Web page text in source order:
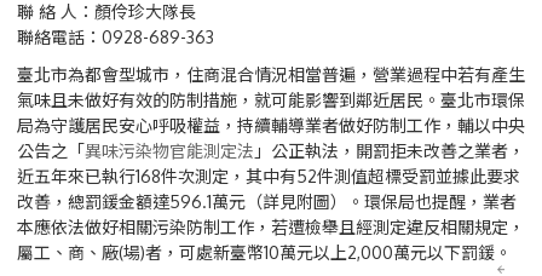
聯 絡 人：顏伶珍大隊長
聯絡電話：0928-689-363
臺北市為都會型城市，住商混合情況相當普遍，營業過程中若有產生
氣味且未做好有效的防制措施，就可能影響到鄰近居民。臺北市環保
局為守護居民安心呼吸權益，持續輔導業者做好防制工作，輔以中央
公告之「異味污染物官能測定法 」公正執法，開罰拒未改善之業者，
近五年來已執行168件次測定，其中有52件測值超標受罰並據此要求
改善，總罰鍰金額達596.1萬元（詳見附圖）。環保局也提醒，業者
本應依法做好相關污染防制工作，若遭檢舉且經測定違反相關規定，
屬工、商、廠(場)者，可處新臺幣10萬元以上2,000萬元以下罰鍰。